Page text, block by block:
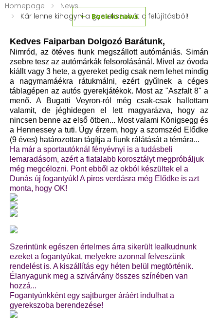
Homepage
News
Kár lenne kihagyni a gyerekszobát a felújításból!
Back to news
Kedves Faiparban Dolgozó Barátunk,
Nimród, az ötéves fiunk megszállott autómániás. Simán
zsebre tesz az autómárkák felsorolásánál. Mivel az óvoda
kiállt vagy 3 hete, a gyereket pedig csak nem lehet mindig
a nagymamáékra rátukmálni, ezért gyűlnek a céges
táblagépen az autós gyerekjátékok. Most az "Aszfalt 8" a
menő. A Bugatti Veyron-ról még csak-csak hallottam
valamit, de jéghidegen el lett magyarázva, hogy az
nincsen benne az első ötben... Most valami Königsegg és
a Hennessey a tuti. Úgy érzem, hogy a szomszéd Elődke
(9 éves) határozottan tágítja a fiunk rálátását a témára...
Ha már a sportautóknál fényévnyi is a tudásbeli
lemaradásom, azért a fiatalabb korosztályt megpróbáljuk
még megcélozni. Pont ebből az okból készültek el a
Dunás új fogantyúk! A piros verdásra még Elődke is azt
monta, hogy OK!
Szerintünk egészen értelmes árra sikerült lealkudnunk
ezeket a fogantyúkat, melyekre azonnal felveszünk
rendelést is. A kiszállítás egy héten belül megtörténik.
Élanyagunk meg a szivárvány összes színében van
hozzá...
Fogantyúnkként egy sajtburger áráért indulhat a
gyerekszoba berendezése!